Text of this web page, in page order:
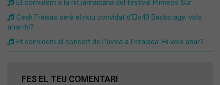
Et convidem a la nit jamaicana del festival Pirineos Sur
Cesk Freixas serà el nou convidat d'Els40 Backstage; vols
anar-hi?
Et convidem al concert de Pavvla a Peralada. Hi vols anar?
FES EL TEU COMENTARI